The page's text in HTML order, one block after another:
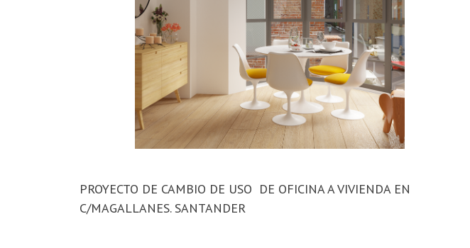
PROYECTO DE CAMBIO DE USO DE OFICINA A VIVIENDA EN
C/MAGALLANES. SANTANDER